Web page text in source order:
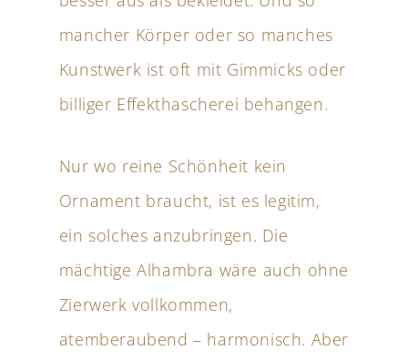
mancher Körper oder so manches
Kunstwerk ist oft mit Gimmicks oder
billiger Effekthascherei behangen.
Nur wo reine Schönheit kein
Ornament braucht, ist es legitim,
ein solches anzubringen. Die
mächtige Alhambra wäre auch ohne
Zierwerk vollkommen,
atemberaubend – harmonisch. Aber